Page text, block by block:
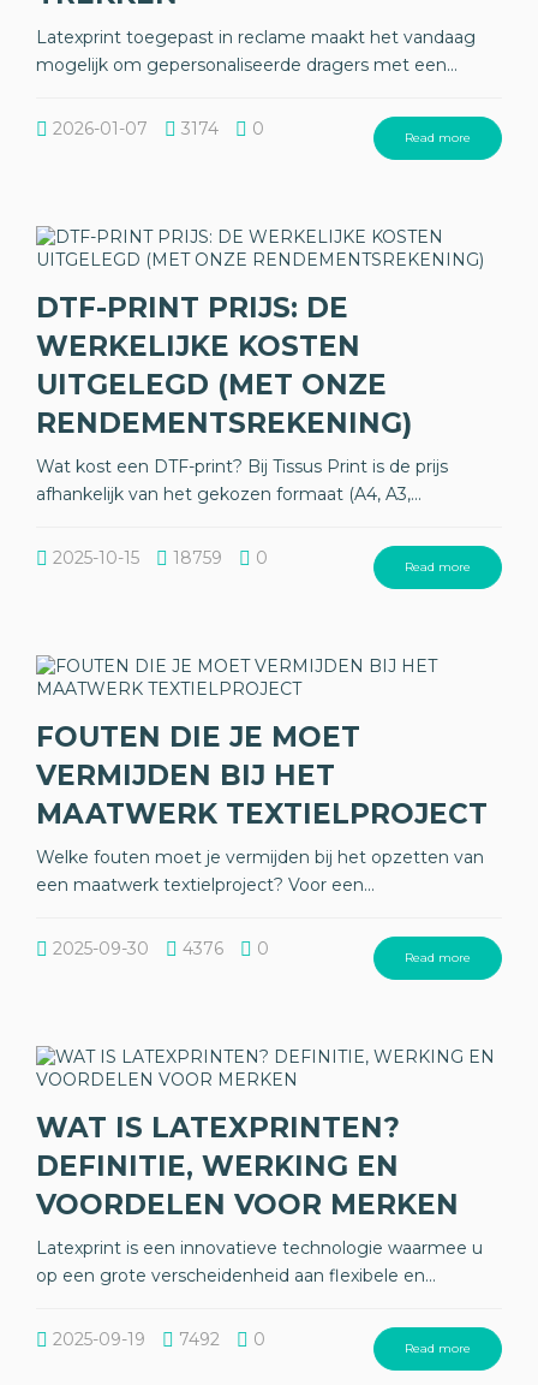
Latexprint toegepast in reclame maakt het vandaag
mogelijk om gepersonaliseerde dragers met een...
2026-01-07 3174 0 Read more
DTF-PRINT PRIJS: DE
WERKELIJKE KOSTEN
UITGELEGD (MET ONZE
RENDEMENTSREKENING)
Wat kost een DTF-print? Bij Tissus Print is de prijs
afhankelijk van het gekozen formaat (A4, A3,...
2025-10-15 18759 0 Read more
FOUTEN DIE JE MOET
VERMIJDEN BIJ HET
MAATWERK TEXTIELPROJECT
Welke fouten moet je vermijden bij het opzetten van
een maatwerk textielproject? Voor een...
2025-09-30 4376 0 Read more
WAT IS LATEXPRINTEN?
DEFINITIE, WERKING EN
VOORDELEN VOOR MERKEN
Latexprint is een innovatieve technologie waarmee u
op een grote verscheidenheid aan flexibele en...
2025-09-19 7492 0 Read more